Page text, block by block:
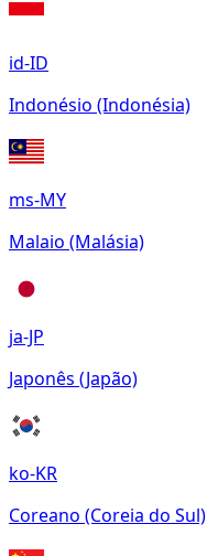
id-ID
Indonésio (Indonésia)
ms-MY
Malaio (Malásia)
ja-JP
Japonês (Japão)
ko-KR
Coreano (Coreia do Sul)